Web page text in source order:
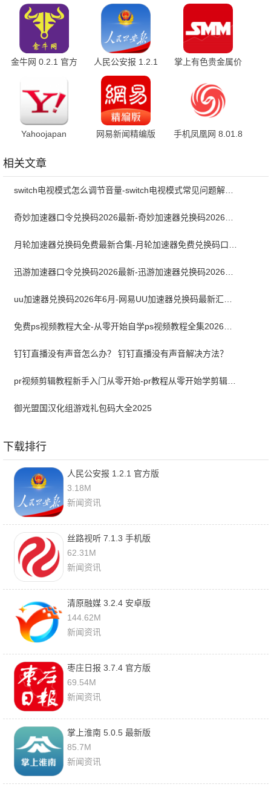
金牛网 0.2.1 官方
人民公安报 1.2.1
官方版
掌上有色贵金属价
Yahoojapan
网易新闻精编版
手机凤凰网 8.01.8
相关文章
switch电视模式怎么调节音量-switch电视模式常见问题解决方案
钉钉直播没有声音怎么办？ 钉钉直播没有声音解决方法？
pr视频剪辑教程新手入门从零开始-pr教程从零开始学剪辑全集免费
御光盟国汉化组游戏礼包码大全2025
下载排行
人民公安报 1.2.1 官方版
3.18M
新闻资讯
丝路视听 7.1.3 手机版
62.31M
新闻资讯
清原融媒 3.2.4 安卓版
144.62M
新闻资讯
枣庄日报 3.7.4 官方版
69.54M
新闻资讯
掌上淮南 5.0.5 最新版
85.7M
新闻资讯